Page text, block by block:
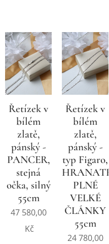
Řetízek v
bílém
zlatě,
pánský -
PANCER,
stejná
očka, silný
55cm
47 580,00
Kč
Řetízek v
bílém
zlatě,
pánský -
typ Figaro,
HRANATÉ,
PLNÉ
VELKÉ
ČLÁNKY
55cm
24 780,00